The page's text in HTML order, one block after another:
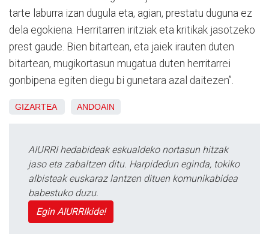
tarte laburra izan dugula eta, agian, prestatu duguna ez
dela egokiena. Herritarren iritziak eta kritikak jasotzeko
prest gaude. Bien bitartean, eta jaiek irauten duten
bitartean, mugikortasun mugatua duten herritarrei
gonbipena egiten diegu bi gunetara azal daitezen”.
GIZARTEA ANDOAIN
AIURRI hedabideak eskualdeko nortasun hitzak
jaso eta zabaltzen ditu. Harpidedun eginda, tokiko
albisteak euskaraz lantzen dituen komunikabidea
babestuko duzu.
Egin AIURRIkide!